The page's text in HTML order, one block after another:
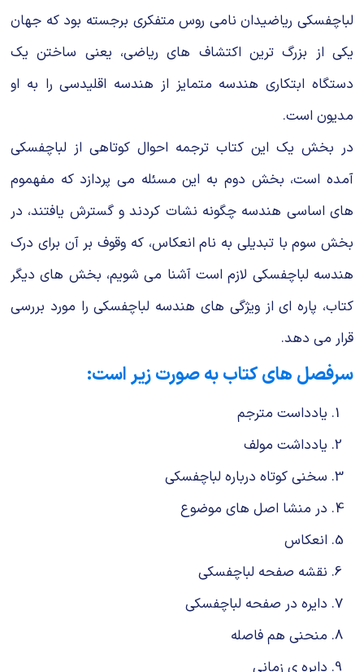
لباچفسکی ریاضیدان نامی روس متفکری برجسته بود که جهان
یکی از بزرگ ترین اکتشاف های ریاضی، یعنی ساختن یک
دستگاه ابتکاری هندسه متمایز از هندسه اقلیدسی را به او
مدیون است.
در بخش یک این کتاب ترجمه احوال کوتاهی از لباچفسکی
آمده است، بخش دوم به این مسئله می پردازد که مفهموم
های اساسی هندسه چگونه نشات کردند و گسترش یافتند، در
بخش سوم با تبدیلی به نام انعکاس، که وقوف بر آن برای درک
هندسه لباچفسکی لازم است آشنا می شویم، بخش های دیگر
کتاب، پاره ای از ویژگی های هندسه لباچفسکی را مورد بررسی
قرار می دهد.
سرفصل های کتاب به صورت زیر است:
یادداست مترجم
یادداشت مولف
سخنی کوتاه درباره لباچفسکی
در منشا اصل های موضوع
انعکاس
نقشه صفحه لباچفسکی
دایره در صفحه لباچفسکی
منحنی هم فاصله
دایره ی زمانی